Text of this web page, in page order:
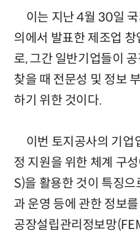
이는 지난 4월 30일 국
의에서 발표한 제조업
로, 그간 일반기업들이
찾을 때 전문성 및 정보
하기 위한 것이다.
이번 토지공사의 기업
정 지원을 위한 체계 구
S)을 활용한 것이 특징
과 운영 등에 관한 정보
공장설립관리정보망